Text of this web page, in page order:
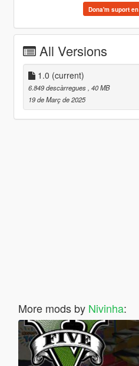
Dona'm suport en
All Versions
1.0 (current)
6.849 descàrregues, 40 MB
19 de Març de 2025
More mods by Nivinha: